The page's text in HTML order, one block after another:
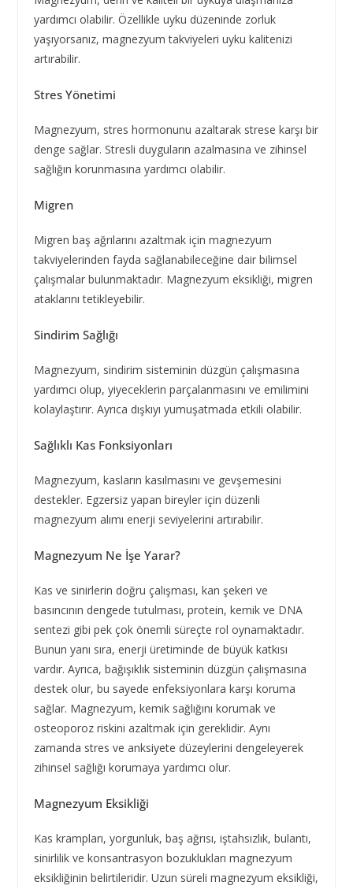
yardımcı olabilir. Özellikle uyku düzeninde zorluk
yaşıyorsanız, magnezyum takviyeleri uyku kalitenizi
artırabilir.
Stres Yönetimi
Magnezyum, stres hormonunu azaltarak strese karşı bir
denge sağlar. Stresli duyguların azalmasına ve zihinsel
sağlığın korunmasına yardımcı olabilir.
Migren
Migren baş ağrılarını azaltmak için magnezyum
takviyelerinden fayda sağlanabileceğine dair bilimsel
çalışmalar bulunmaktadır. Magnezyum eksikliği, migren
ataklarını tetikleyebilir.
Sindirim Sağlığı
Magnezyum, sindirim sisteminin düzgün çalışmasına
yardımcı olup, yiyeceklerin parçalanmasını ve emilimini
kolaylaştırır. Ayrıca dışkıyı yumuşatmada etkili olabilir.
Sağlıklı Kas Fonksiyonları
Magnezyum, kasların kasılmasını ve gevşemesini
destekler. Egzersiz yapan bireyler için düzenli
magnezyum alımı enerji seviyelerini artırabilir.
Magnezyum Ne İşe Yarar?
Kas ve sinirlerin doğru çalışması, kan şekeri ve
basıncının dengede tutulması, protein, kemik ve DNA
sentezi gibi pek çok önemli süreçte rol oynamaktadır.
Bunun yanı sıra, enerji üretiminde de büyük katkısı
vardır. Ayrıca, bağışıklık sisteminin düzgün çalışmasına
destek olur, bu sayede enfeksiyonlara karşı koruma
sağlar. Magnezyum, kemik sağlığını korumak ve
osteoporoz riskini azaltmak için gereklidir. Aynı
zamanda stres ve anksiyete düzeylerini dengeleyerek
zihinsel sağlığı korumaya yardımcı olur.
Magnezyum Eksikliği
Kas krampları, yorgunluk, baş ağrısı, iştahsızlık, bulantı,
sinirlilik ve konsantrasyon bozuklukları magnezyum
eksikliğinin belirtileridir. Uzun süreli magnezyum eksikliği,